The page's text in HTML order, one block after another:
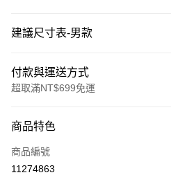
建議尺寸表-男款
付款與運送方式
超取滿NT$699免運
信用卡一次付款
超商取貨付款
商品特色
商品編號
11274863